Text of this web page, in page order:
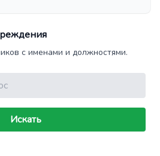
с именами и должностями.
Искать